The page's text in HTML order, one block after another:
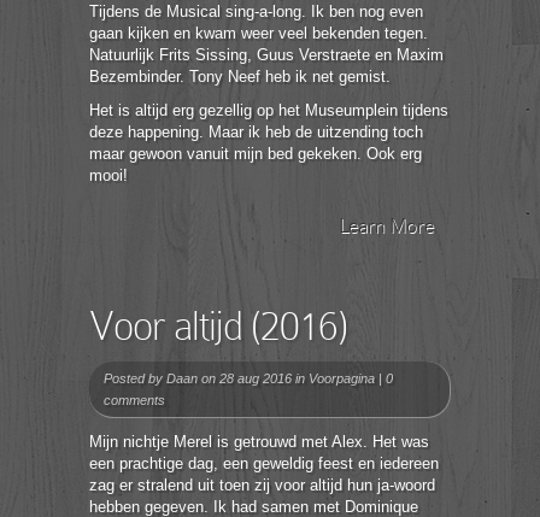
Tijdens de Musical sing-a-long. Ik ben nog even
gaan kijken en kwam weer veel bekenden tegen.
Natuurlijk Frits Sissing, Guus Verstraete en Maxim
Bezembinder. Tony Neef heb ik net gemist.
Het is altijd erg gezellig op het Museumplein tijdens
deze happening. Maar ik heb de uitzending toch
maar gewoon vanuit mijn bed gekeken. Ook erg
mooi!
Learn More
Voor altijd (2016)
Posted by Daan on 28 aug 2016 in Voorpagina | 0
comments
Mijn nichtje Merel is getrouwd met Alex. Het was
een prachtige dag, een geweldig feest en iedereen
zag er stralend uit toen zij voor altijd hun ja-woord
hebben gegeven. Ik had samen met Dominique